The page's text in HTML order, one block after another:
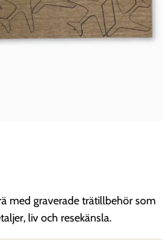
med graverade trätillbehör som
liv och resekänsla.